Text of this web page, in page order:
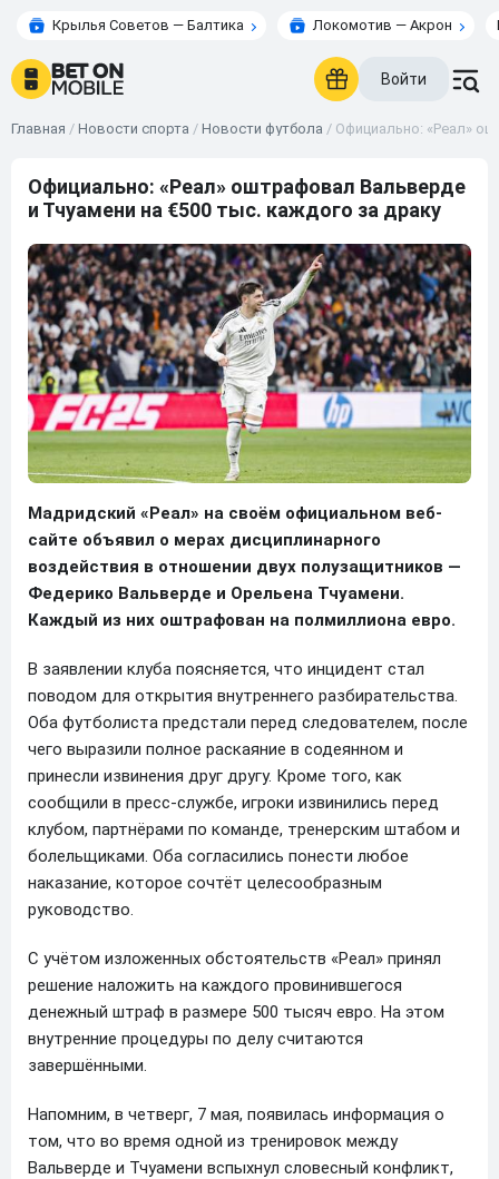
Крылья Советов — Балтика Локомотив — Акрон
Войти
Главная / Новости спорта / Новости футбола / Официально: «Реал»
Официально: «Реал» оштрафовал Вальверде
и Тчуамени на €500 тыс. каждого за драку
Мадридский «Реал» на своём официальном веб-
сайте объявил о мерах дисциплинарного
воздействия в отношении двух полузащитников —
Федерико Вальверде и Орельена Тчуамени.
Каждый из них оштрафован на полмиллиона евро.
В заявлении клуба поясняется, что инцидент стал
поводом для открытия внутреннего разбирательства.
Оба футболиста предстали перед следователем, после
чего выразили полное раскаяние в содеянном и
принесли извинения друг другу. Кроме того, как
сообщили в пресс-службе, игроки извинились перед
клубом, партнёрами по команде, тренерским штабом и
болельщиками. Оба согласились понести любое
наказание, которое сочтёт целесообразным
руководство.
С учётом изложенных обстоятельств «Реал» принял
решение наложить на каждого провинившегося
денежный штраф в размере 500 тысяч евро. На этом
внутренние процедуры по делу считаются
завершёнными.
Напомним, в четверг, 7 мая, появилась информация о
том, что во время одной из тренировок между
Вальверде и Тчуамени вспыхнул словесный конфликт,